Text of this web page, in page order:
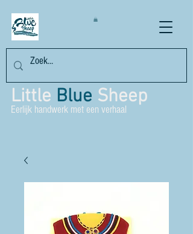
Little Blue Sheep
Eerlijk handwerk met een verhaal